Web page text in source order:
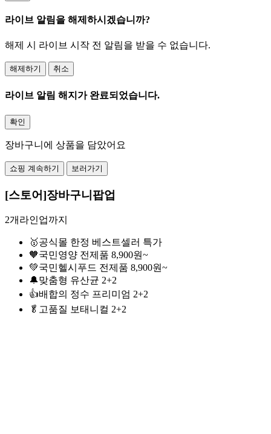
라이브 알림을 해제하시겠습니까?
해제 시 라이브 시작 전 알림을 받을 수 없습니다.
해제하기 취소
라이브 알림 해지가 완료되었습니다.
확인
장바구니에 상품을 담았어요
쇼핑 계속하기 보러가기
[스토어]장바구니팝업
2개라인업까지
🥇공식몰 한정 베스트셀러 특가
🧡국민영양 전제품 8,900원~
💚국민헬시푸드 전제품 8,900원~
🔔맞춤형 유산균 2+2
👍배합의 정수 프리미엄 2+2
🥬고품질 보태니컬 2+2